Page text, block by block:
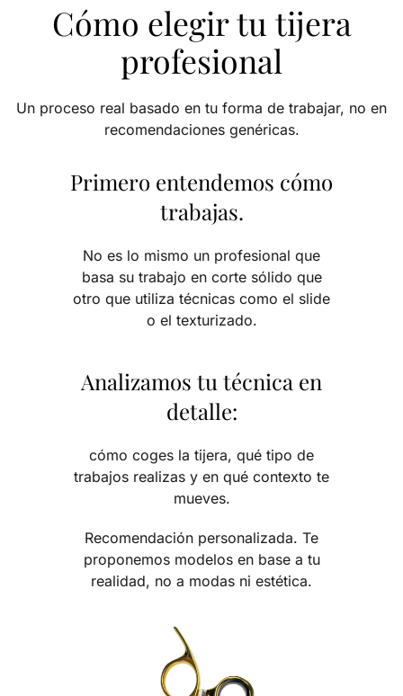
Cómo elegir tu tijera
profesional
Un proceso real basado en tu forma de trabajar, no en
recomendaciones genéricas.
Primero entendemos cómo
trabajas.
No es lo mismo un profesional que
basa su trabajo en corte sólido que
otro que utiliza técnicas como el slide
o el texturizado.
Analizamos tu técnica en
detalle:
cómo coges la tijera, qué tipo de
trabajos realizas y en qué contexto te
mueves.
Recomendación personalizada. Te
proponemos modelos en base a tu
realidad, no a modas ni estética.